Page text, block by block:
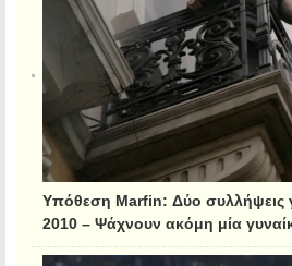
Υπόθεση Marfin: Δύο συλλήψεις
2010 – Ψάχνουν ακόμη μία